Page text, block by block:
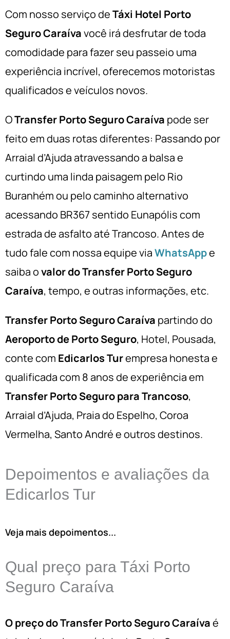
Com nosso serviço deTáxi Hotel Porto
Seguro Caraívavocê irá desfrutar de toda
comodidade para fazer seu passeio uma
experiência incrível, oferecemos motoristas
qualificados e veículos novos.
OTransfer Porto Seguro Caraíva pode ser
feito em duas rotas diferentes: Passando por
Arraial d’Ajuda atravessando a balsa e
curtindo uma linda paisagem pelo Rio
Buranhém ou pelo caminho alternativo
acessando BR367 sentido Eunapólis com
estrada de asfalto até Trancoso. Antes de
tudo fale com nossa equipe viaWhatsAppe
saiba ovalor do Transfer Porto Seguro
Caraíva, tempo, e outras informações, etc.
Transfer Porto Seguro Caraíva partindo do
Aeroporto de Porto Seguro, Hotel, Pousada,
conte com Edicarlos Turempresa honesta e
qualificada com 8 anos de experiência em
Transfer Porto Seguro para Trancoso,
Arraial d’Ajuda, Praia do Espelho, Coroa
Vermelha, Santo André e outros destinos.
Depoimentos e avaliações da
Edicarlos Tur
Veja mais depoimentos...
Qual preço para Táxi Porto
Seguro Caraíva
O preço do Transfer Porto Seguro Caraívaé